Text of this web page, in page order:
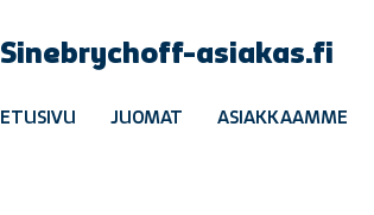
Sinebrychoff-asiakas.fi
ETUSIVU JUOMAT ASIAKKAAMME